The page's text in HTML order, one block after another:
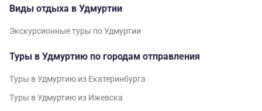
Виды отдыха в Удмуртии
Экскурсионные туры по Удмуртии
Туры в Удмуртию по городам отправления
Туры в Удмуртию из Екатеринбурга
Туры в Удмуртию из Ижевска